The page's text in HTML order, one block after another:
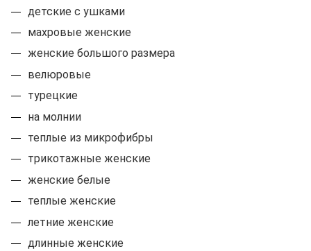
детские с ушками
махровые женские
женские большого размера
велюровые
турецкие
на молнии
теплые из микрофибры
трикотажные женские
женские белые
теплые женские
летние женские
длинные женские